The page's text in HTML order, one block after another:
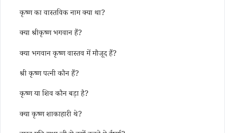
कृष्ण का वास्तविक नाम क्या था?
क्या श्रीकृष्ण भगवान हैं?
क्या भगवान कृष्ण वास्तव में मौजूद हैं?
श्री कृष्ण पत्नी कौन हैं?
कृष्ण या शिव कौन बड़ा है?
क्या कृष्ण शाकाहारी थे?